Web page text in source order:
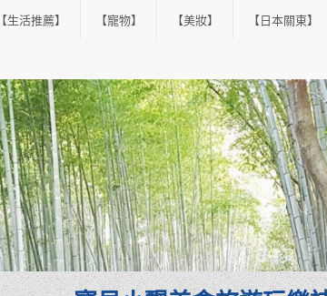
生活推薦】 【寵物】 【美妝】 【日本關東】